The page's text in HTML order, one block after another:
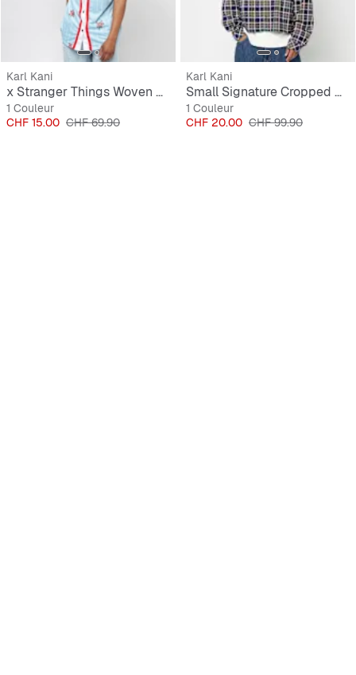
Karl Kani
x Stranger Things Woven Signature Pinstripe Baseball Shirt
1 Couleur
Prix
CHF 15.00 Prix original
CHF 69.90
Karl Kani
Small Signature Cropped Check Shirt
1 Couleur
Prix
CHF 20.00 Prix original
CHF 99.90